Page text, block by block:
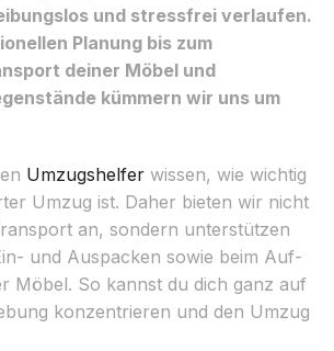
und stressfrei verlaufen.
Planung bis zum
deiner Möbel und
kümmern wir uns um
Umzugshelfer wissen, wie wichtig
Umzug ist. Daher bieten wir nicht
an, sondern unterstützen
und Auspacken sowie beim Auf-
Möbel. So kannst du dich ganz auf
konzentrieren und den Umzug